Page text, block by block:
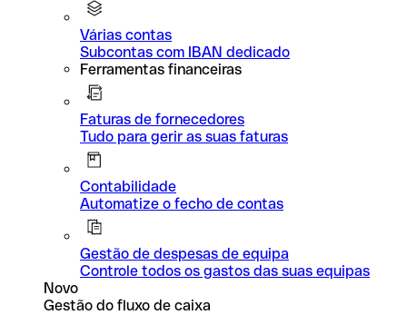
Várias contas
Subcontas com IBAN dedicado
Ferramentas financeiras
Faturas de fornecedores
Tudo para gerir as suas faturas
Contabilidade
Automatize o fecho de contas
Gestão de despesas de equipa
Controle todos os gastos das suas equipas
Novo
Gestão do fluxo de caixa